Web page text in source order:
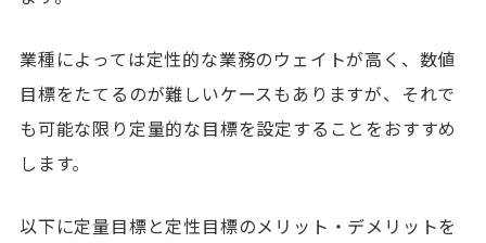
業種によっては定性的な業務のウェイトが高く、数値
目標をたてるのが難しいケースもありますが、それで
も可能な限り定量的な目標を設定することをおすすめ
します。
以下に定量目標と定性目標のメリット・デメリットを